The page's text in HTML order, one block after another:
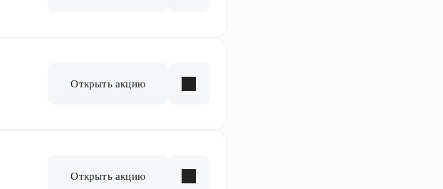
Открыть акцию
Открыть акцию